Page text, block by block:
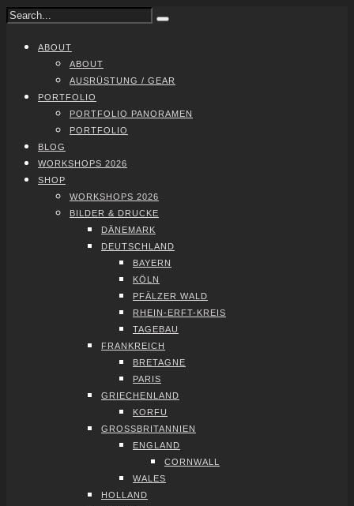
ABOUT
ABOUT
AUS­RÜS­TUNG / GEAR
PORT­FO­LIO
PORT­FO­LIO PAN­ORA­MEN
PORT­FO­LIO
BLOG
WORK­SHOPS 2026
SHOP
WORK­SHOPS 2026
BIL­DER & DRU­CKE
DÄNE­MARK
DEUTSCH­LAND
BAY­ERN
KÖLN
PFÄL­ZER WALD
RHEIN-ERFT-KREIS
TAGE­BAU
FRANK­REICH
BRE­TA­GNE
PARIS
GRIE­CHEN­LAND
KOR­FU
GROSS­BRI­TAN­NI­EN
ENG­LAND
CORN­WALL
WALES
HOL­LAND